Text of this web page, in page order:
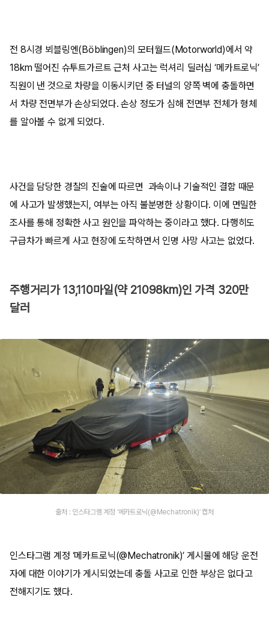
전 8시경 뵈블링엔(Böblingen)의 모터월드(Motorworld)에서 약
18km 떨어진 슈투트가르트 근처 사고는 럭셔리 딜러십 ‘메카트로닉’
직원이 낸 것으로 차량을 이동시키던 중 터널의 양쪽 벽에 충돌하면
서 차량 전면부가 손상되었다. 손상 정도가 심해 전면부 전체가 형체
를 알아볼 수 없게 되었다.
사건을 담당한 경찰의 진술에 따르면 과속이나 기술적인 결함 때문
에 사고가 발생했는지, 여부는 아직 불분명한 상황이다. 이에 면밀한
조사를 통해 정확한 사고 원인을 파악하는 중이라고 했다. 다행히도
구급차가 빠르게 사고 현장에 도착하면서 인명 사망 사고는 없었다.
주행거리가 13,110마일(약 21098km)인 가격 320만
달러
출처 : 인스타그램 계정 ‘메카트로닉(@Mechatronik)’ 캡처
인스타그램 계정 ‘메카트로닉(@Mechatronik)’ 게시물에 해당 운전
자에 대한 이야기가 게시되었는데 충돌 사고로 인한 부상은 없다고
전해지기도 했다.